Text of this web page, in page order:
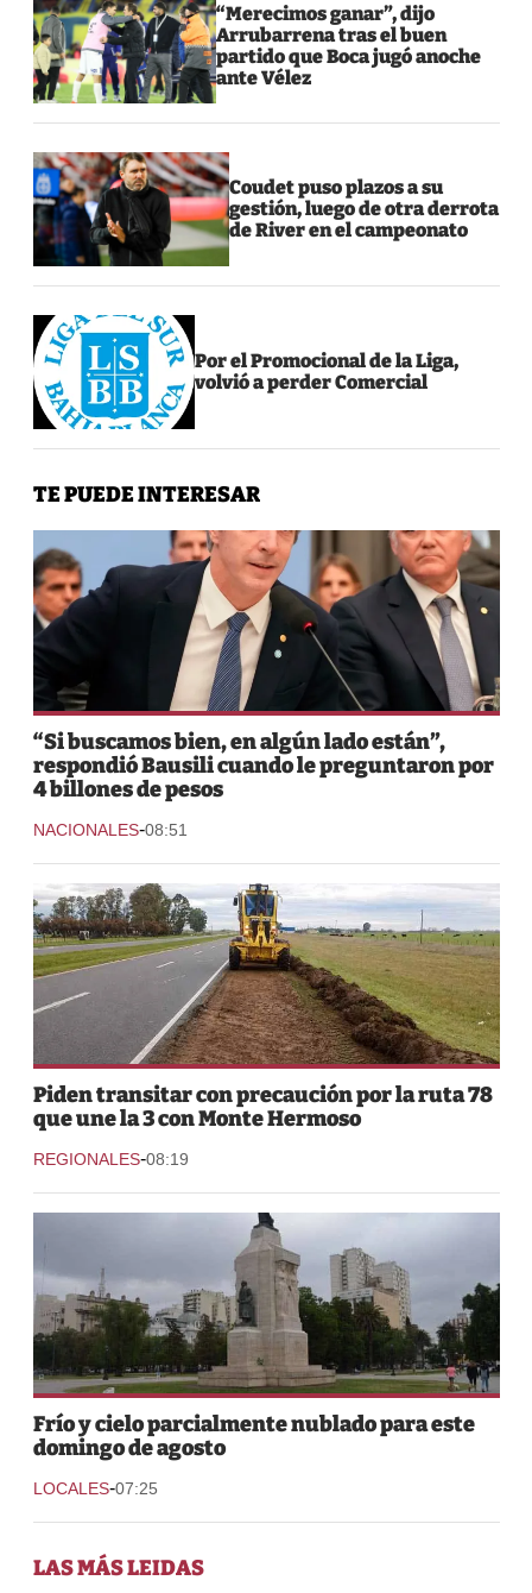
“Merecimos ganar”, dijo
Arrubarrena tras el buen
partido que Boca jugó anoche
ante Vélez
Coudet puso plazos a su
gestión, luego de otra derrota
de River en el campeonato
Por el Promocional de la Liga,
volvió a perder Comercial
TE PUEDE INTERESAR
“Si buscamos bien, en algún lado están”,
respondió Bausili cuando le preguntaron por
4 billones de pesos
NACIONALES-08:51
Piden transitar con precaución por la ruta 78
que une la 3 con Monte Hermoso
REGIONALES-08:19
Frío y cielo parcialmente nublado para este
domingo de agosto
LOCALES-07:25
LAS MÁS LEIDAS